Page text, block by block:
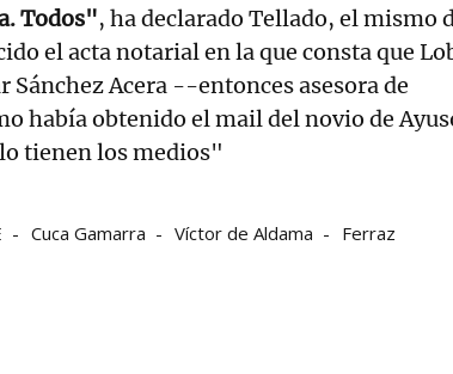
Todos", ha declarado Tellado, el mismo
el acta notarial en la que consta que
Sánchez Acera --entonces asesora de
había obtenido el mail del novio de
tienen los medios"
Cuca Gamarra Víctor de Aldama Ferraz